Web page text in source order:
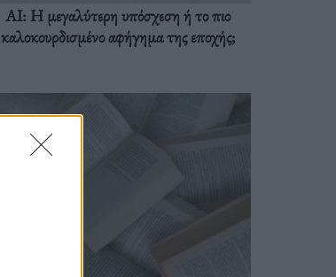
AI: Η μεγαλύτερη υπόσχεση ή το πιο
καλοκουρδισμένο αφήγημα της εποχής;